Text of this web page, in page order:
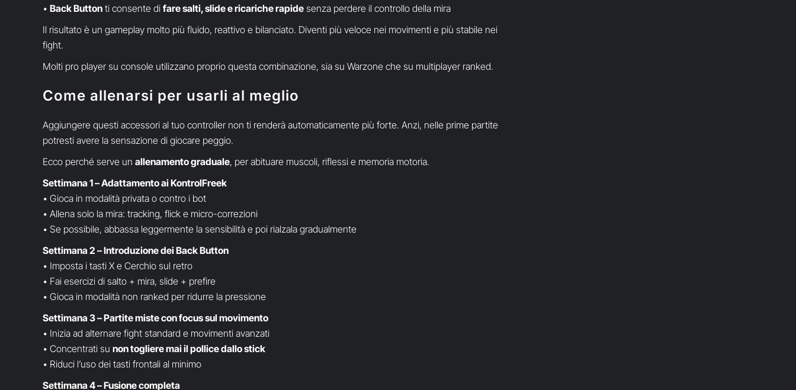
• Back Button ti consente di fare salti, slide e ricariche rapide senza perdere il controllo della mira
Il risultato è un gameplay molto più fluido, reattivo e bilanciato. Diventi più veloce nei movimenti e più stabile nei
fight.
Molti pro player su console utilizzano proprio questa combinazione, sia su Warzone che su multiplayer ranked.
Come allenarsi per usarli al meglio
Aggiungere questi accessori al tuo controller non ti renderà automaticamente più forte. Anzi, nelle prime partite
potresti avere la sensazione di giocare peggio.
Ecco perché serve un allenamento graduale, per abituare muscoli, riflessi e memoria motoria.
Settimana 1 – Adattamento ai KontrolFreek
• Gioca in modalità privata o contro i bot
• Allena solo la mira: tracking, flick e micro-correzioni
• Se possibile, abbassa leggermente la sensibilità e poi rialzala gradualmente
Settimana 2 – Introduzione dei Back Button
• Imposta i tasti X e Cerchio sul retro
• Fai esercizi di salto + mira, slide + prefire
• Gioca in modalità non ranked per ridurre la pressione
Settimana 3 – Partite miste con focus sul movimento
• Inizia ad alternare fight standard e movimenti avanzati
• Concentrati su non togliere mai il pollice dallo stick
• Riduci l’uso dei tasti frontali al minimo
Settimana 4 – Fusione completa